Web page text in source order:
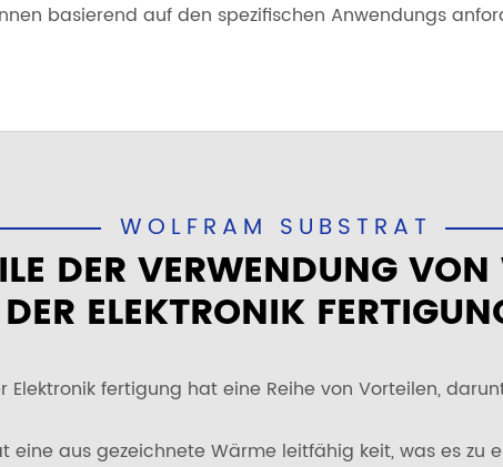
basierend auf den spezifischen Anwendungs
WOLFRAM SUBSTRAT
DER VERWENDUNG
DER ELEKTRONIK
fertigung hat eine Reihe von Vorteilen,
aus gezeichnete Wärme leitfähig keit, was es zu